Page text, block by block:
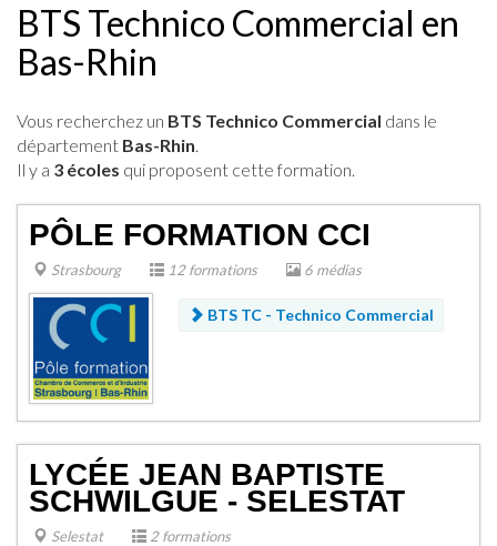
BTS Technico Commercial en
Bas-Rhin
Vous recherchez un BTS Technico Commercial dans le
département Bas-Rhin.
Il y a 3 écoles qui proposent cette formation.
PÔLE FORMATION CCI
Strasbourg 12 formations 6 médias
BTS TC - Technico Commercial
LYCÉE JEAN BAPTISTE
SCHWILGUE - SELESTAT
Selestat 2 formations